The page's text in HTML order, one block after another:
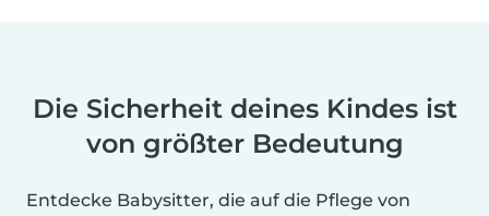
Die Sicherheit deines Kindes ist
von größter Bedeutung
Entdecke Babysitter, die auf die Pflege von